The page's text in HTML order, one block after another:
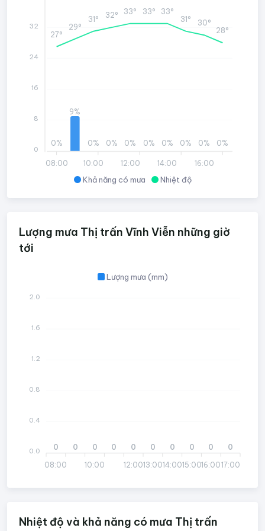
Khả năng có mưa Nhiệt độ
08:00 10:00 12:00 14:00 16:00
0%
9%
0% 0% 0% 0% 0% 0% 0% 0%
27°
29°
31° 32° 33° 33°
33°
31°
30°
28°
32
24
16
8
0
Lượng mưa Thị trấn Vĩnh Viễn những giờ
tới
Lượng mưa (mm)
08:00 10:00 12:0013:0014:0015:0016:0017:00
0 0 0 0 0 0 0 0 0 0
2.0
1.6
1.2
0.8
0.4
0.0
Nhiệt độ và khả năng có mưa Thị trấn